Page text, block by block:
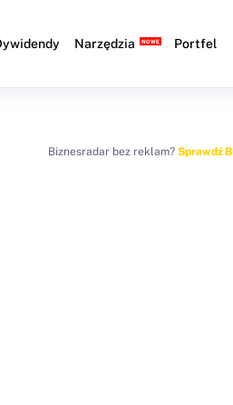
Narzędzia Portfel
Biznesradar bez reklam? Sprawdź